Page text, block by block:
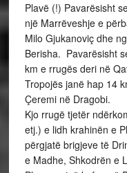
Plavë (!) Pavarësisht
një Marrëveshje e
Milo Gjukanoviç dhe
Berisha. Pavarësisht
km e rrugës deri në
Tropojës janë hap 14
Çeremi në Dragobi.
Kjo rrugë tjetër
etj.) e lidh krahinën e
përgjatë brigjeve të
e Madhe, Shkodrën e